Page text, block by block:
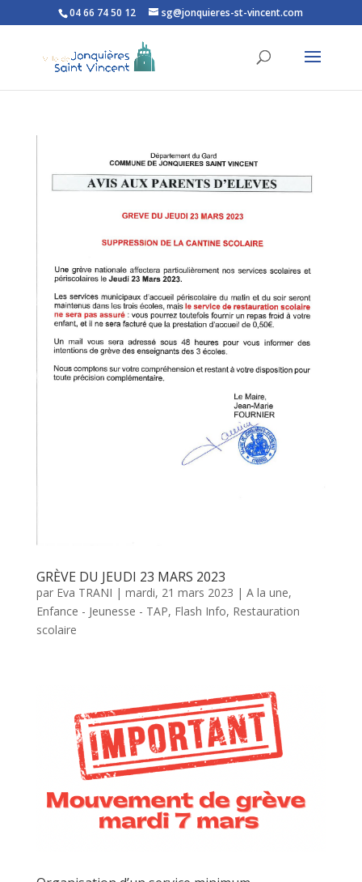
Ouvrir la barre d’outils
04 66 74 50 12 sg@jonquieres-st-vincent.com
GRÈVE DU JEUDI 23 MARS 2023
par Eva TRANI | mardi, 21 mars 2023 | A la une,
Enfance - Jeunesse - TAP, Flash Info, Restauration
scolaire